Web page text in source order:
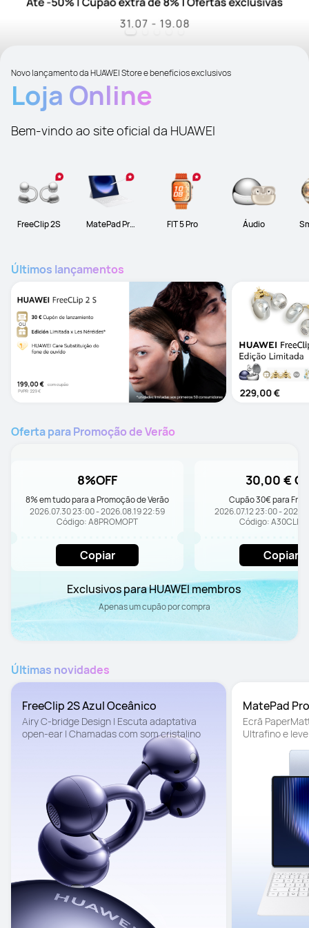
Novo lançamento da HUAWEI Store e benefícios exclusivos
Loja Online
Bem-vindo ao site oficial da HUAWEI
FreeClip 2S
MatePad Pro
FIT 5 Pro Áudio
Últimos lançamentos
Oferta para Promoção de Verão
8%OFF
8% em tudo para a Promoção de Verão
2026.07.30 23:00 - 2026.08.19 22:59
Código: A8PROMOPT
Copiar
30,00 €
Cupão 30€ para
2026.07.12 23:00 -
Código:
Copiar
Exclusivos para HUAWEI membros
Apenas um cupão por compra
Últimas novidades
FreeClip 2S Azul Oceânico
Airy C-bridge Design | Escuta adaptativa
open-ear | Chamadas com som cristalino
MatePad
Ecrã
Ultrafino e